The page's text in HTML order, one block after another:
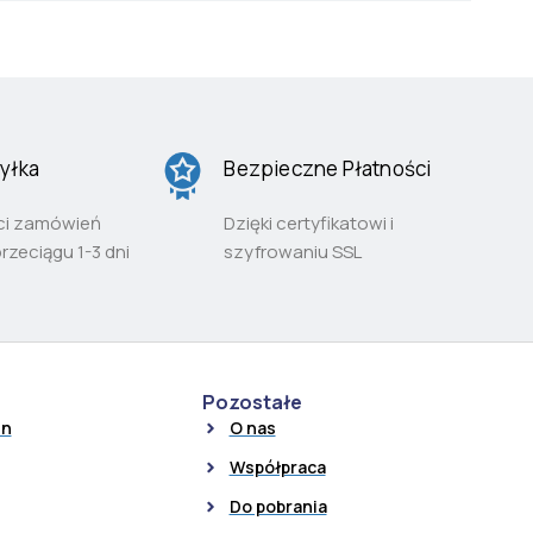
zamówień
1-3 dni
Bezpieczne Płatności
Dzięki certyfikatowi i
szyfrowaniu SSL
Pozostałe
O nas
Współpraca
Do pobrania